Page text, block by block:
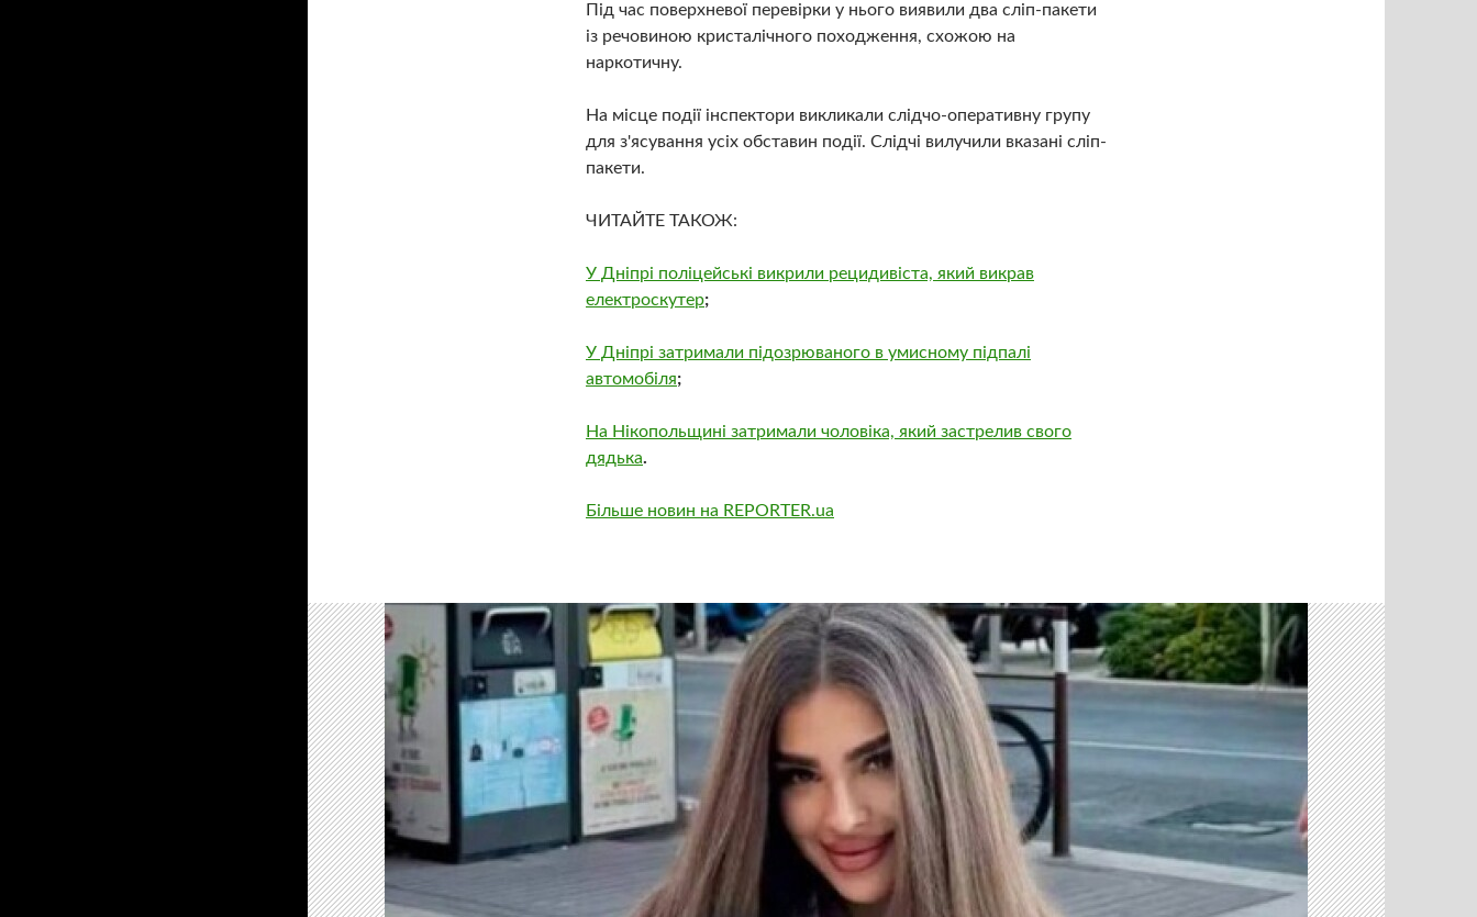
Під час поверхневої перевірки у нього виявили два сліп-пакети
із речовиною кристалічного походження, схожою на
наркотичну.
На місце події інспектори викликали слідчо-оперативну групу
для з'ясування усіх обставин події. Слідчі вилучили вказані сліп-
пакети.
ЧИТАЙТЕ ТАКОЖ:
У Дніпрі поліцейські викрили рецидивіста, який викрав
електроскутер;
У Дніпрі затримали підозрюваного в умисному підпалі
автомобіля;
На Нікопольщині затримали чоловіка, який застрелив свого
дядька.
Більше новин на REPORTER.ua